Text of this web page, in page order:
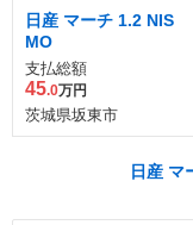
日産 マーチ 1.2 NIS
MO
支払総額
45.0万円
茨城県坂東市
日産 マ